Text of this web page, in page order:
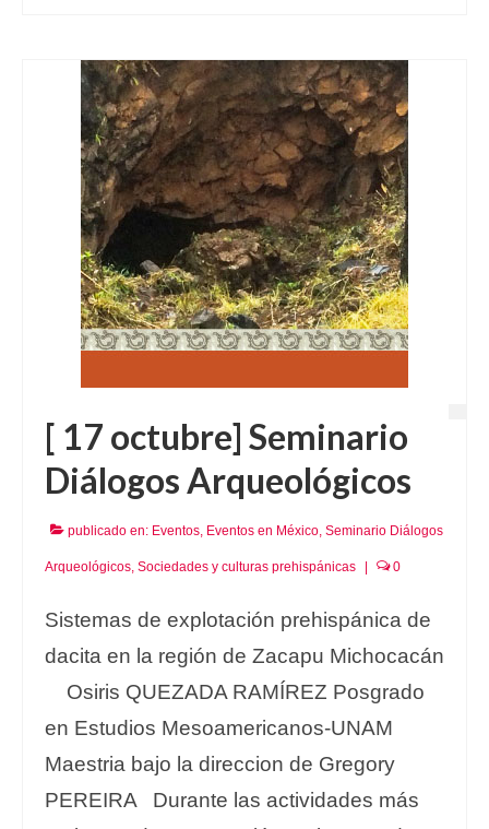
[ 17 octubre] Seminario
Diálogos Arqueológicos
publicado en: Eventos, Eventos en México, Seminario Diálogos
Arqueológicos, Sociedades y culturas prehispánicas 0
Sistemas de explotación prehispánica de
dacita en la región de Zacapu Michocacán
Osiris QUEZADA RAMÍREZ Posgrado
en Estudios Mesoamericanos-UNAM
Maestria bajo la direccion de Gregory
PEREIRA Durante las actividades más